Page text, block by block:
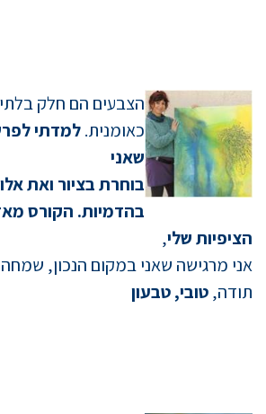
הצבעים הם חלק
כאומנית.למדתי
שאני
בוחרת בציור ואת
בהדמיות. הקורס
הציפיות שלי,
אני מרגישה שאני במקום הנכון,
תודה,טובי, טבעון